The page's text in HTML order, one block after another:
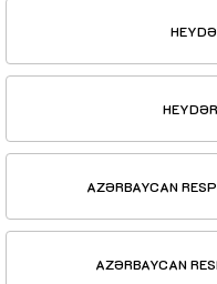
AZƏRBAYCAN
AZƏRBAYCAN